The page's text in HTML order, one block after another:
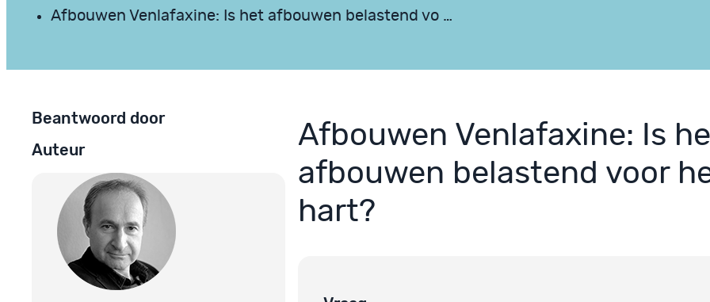
Afbouwen Venlafaxine: Is het afbouwen belastend vo …
Beantwoord door
Auteur
Afbouwen Venlafaxine: Is
afbouwen belastend voor
hart?